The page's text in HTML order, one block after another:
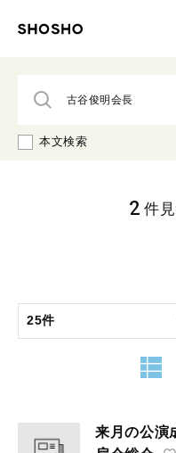
本文検索
2 件
来月の公演